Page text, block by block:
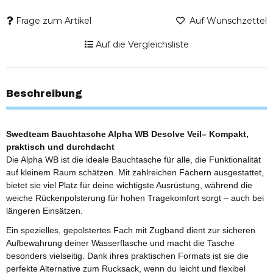
Frage zum Artikel Auf Wunschzettel
Auf die Vergleichsliste
Beschreibung
Swedteam Bauchtasche Alpha WB Desolve Veil– Kompakt,
praktisch und durchdacht
Die Alpha WB ist die ideale Bauchtasche für alle, die Funktionalität
auf kleinem Raum schätzen. Mit zahlreichen Fächern ausgestattet,
bietet sie viel Platz für deine wichtigste Ausrüstung, während die
weiche Rückenpolsterung für hohen Tragekomfort sorgt – auch bei
längeren Einsätzen.
Ein spezielles, gepolstertes Fach mit Zugband dient zur sicheren
Aufbewahrung deiner Wasserflasche und macht die Tasche
besonders vielseitig. Dank ihres praktischen Formats ist sie die
perfekte Alternative zum Rucksack, wenn du leicht und flexibel